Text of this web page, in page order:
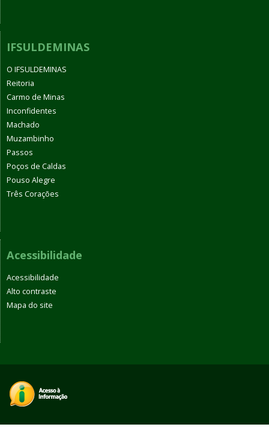
IFSULDEMINAS
O IFSULDEMINAS
Reitoria
Carmo de Minas
Inconfidentes
Machado
Muzambinho
Passos
Poços de Caldas
Pouso Alegre
Três Corações
Acessibilidade
Acessibilidade
Alto contraste
Mapa do site